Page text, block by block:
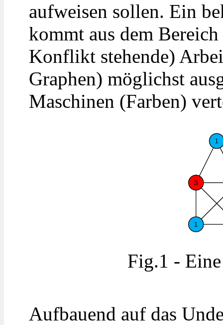
aufweisen sollen. Ein
kommt aus dem
Konflikt stehende)
Graphen) möglichst
Maschinen (Farben)
Fig.1 -
Aufbauend auf das